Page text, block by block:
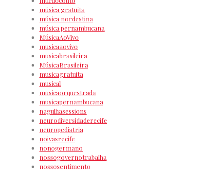
música gratuita
música nordestina
música pernambucana
MúsicaAoVivo
musicaaovivo
musicabrasileira
MúsicaBrasileira
musicagratuita
musical
musicaorquestrada
musicapernambucana
nagulhasessions
neurodiversidaderecife
neuropediatria
noivasrecife
nonogermano
nossogovernotrabalha
nossosentimento